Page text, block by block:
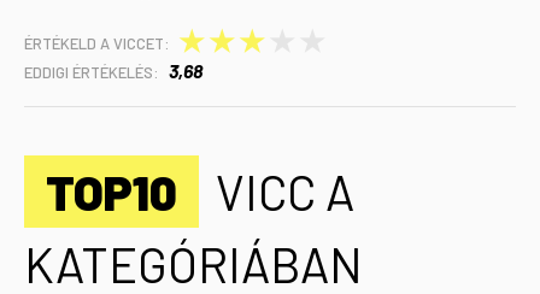
ÉRTÉKELD A VICCET: ★
★
★
EDDIGI ÉRTÉKELÉS: 3,68
TOP10
VICC A
KATEGÓRIÁBAN